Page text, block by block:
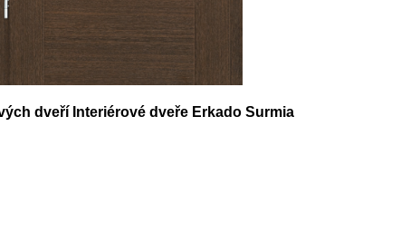
dveří Interiérové dveře Erkado Surmia